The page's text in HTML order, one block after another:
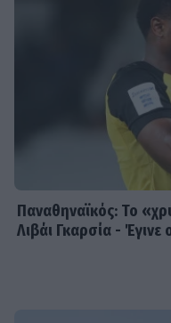
Παναθηναϊκός: Το
Λιβάι Γκαρσία -